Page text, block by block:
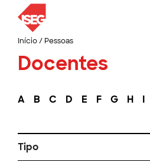
Início/ Pessoas
Docentes
A B C D E F G H I
Tipo